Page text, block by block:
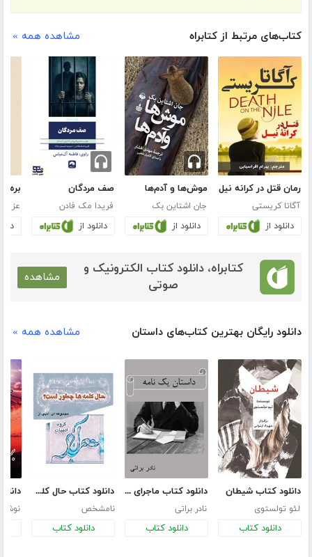
کتاب‌های مرتبط از کتابراه مشاهده همه »
رمان قتل در کرانه نیل
آگاتا کریستی
دانلود از
موش‌ها و آدم‌ها
جان اشتاین بک
دانلود از
صف مردگان
فریدا مک فادن
دانلود از
کتابراه، دانلود کتاب الکترونیک و
صوتی
مشاهده
دانلود رایگان بهترین کتاب‌های داستان مشاهده همه »
دانلود کتاب شیطان
لئو تولستوی
دانلود کتاب
دانلود کتاب ماجرای یک نامه
نادر براتی
دانلود کتاب
دانلود کتاب حال کلمه‌ها چطور است؟
نامشخص
دانلود کتاب